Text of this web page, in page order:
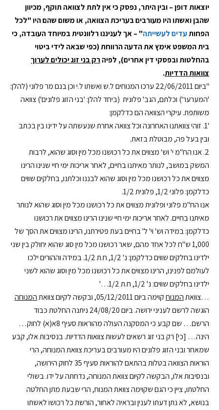
יוצאות דופן – ובין היתר, נפסק כי אין לתת לצוואה תוקף, מכיוון
שהבן ואשתו היו מעורבים בעריכתהצוואה, או משום שהם היו "לכל
הפחותעדים לעשייתה" – אך לעניננו רלוונטית במיוחד העובדה, כי
בית המשפט אימץ את הדעה הרווחת (כפי שבאה לידי ביטוי
בהחלטות ובפסקי דין אחרים), לפיהרק בני זוג יכולים לערוך
צוואות הדדיות.
"ביום 22/06/2011 ערכו המנוחים ל.ש ואשתו ל.י וכן בנם מר פלוני (להלן:
'המערער') וכלתם, הגב' פלונית (ביחד להלן: 'בני הזוג פלונים') צוואה
משותפת. עיקרי הצוואה הם כדלקמן:
'1. זוהי צוואתנו האחרונה וכל צוואה אחרת שנעשתה על ידינו בין בכתב
ובין בעל פה, מבוטלת בזאת.
2. אנו הח"מ י' וש' מצווים את כל רכושנו מכל מין וסוג שהוא, לרבות
המשק במושב, לנותר מאיתנו בחיים, לאחר אריכות ימי חיי שנינו הרינו
מצווים את כל רכושנו מכל מין וסוג שהוא לבננו וכלתנו, בחלקים שווים
כדלקמן: פלוני 1/2, פלונית 1/2.
אנו הח"מ פלוני ופלונית מצווים את כל רכושנו מכל מין וסוג שהוא לנותר
מאיתנו בחיים. לאחר אריכות ימי חיי שנינו הרינו מצווים את רכושנו
כדלקמן: במידה וש' וי' ל' בחיים בעת פטירתנו, הרינו מצווים את הסך של
1,000 ש"ח לכל אחד מהם, שאר רכושנו מכל מין סוג שהוא יחולק בין שני
ילדינו בחלקים שווים כדלקמן: נ' 1/2, ח.ת 1/2. במידה וההורים ילכו
לעולמם לפנינו, הרינו מצווים את כל רכושנו מכל מין וסוג שהוא לשני
ילדינו בחלקים שווים: נ' 1/2, ח.ת 1/2…'
…צוואתהמנוחקוימה ביום 05/12/2011, ובקשה לקיום צוואת
המנוחה
הוגשה לרשם לעניני ירושה. ביום 24/08/20 ניתנה החלטת כבוד
הרשם… שם קבע כי המסקנה העולה מהוראות סעיף 8א(א) לחוק…
הינה… [כי] רק בני זוג רשאים לעשות צוואות הדדיות. בנסיבות אלו, קבע
שמאחר ובני הזוג פלונים היו מעורבים בעריכת צוואת המנוחה, הרי
הוראות הצוואה בטלות בהתאם להוראות סעיף 35 לחוק הירושה,
ובנסיבות אלו, הבקשה לקיום צוואת המנוחה, נדחתה על ידו. בשולי
החלטתו, ציין כי הגם שקוימה צוואת המנוח, הרי שבעת מתן החלטה
בנושא, לא נתן דעתו לענין ובראיה לאחור, הורשת כל רכושו לאשתו